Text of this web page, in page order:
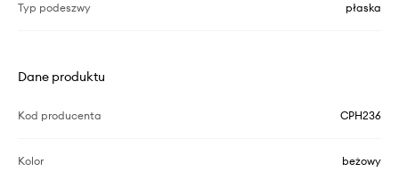
Typ podeszwy płaska
Dane produktu
Kod producenta CPH236
Kolor beżowy